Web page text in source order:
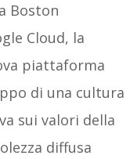
Boston
Cloud, la
piattaforma
di una cultura
sui valori della
diffusa